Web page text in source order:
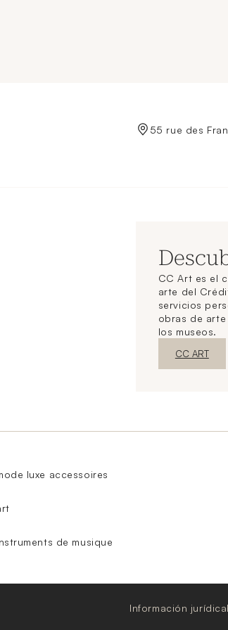
de Paris 55 rue des
CC Art es el
arte del
servicios
obras de
los museos.
Nueva
CC ART
luxe accessoires
de musique
Información jurídica